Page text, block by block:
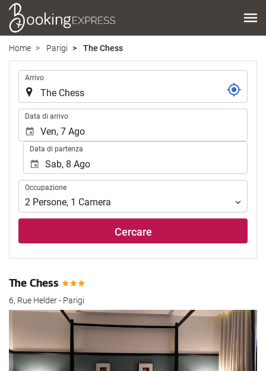
Home Parigi The Chess
Arrivo
Data di arrivo
Data di partenza
Occupazione
Occupazione
2 Persone, 1 Camera
Cercare
The Chess
6, Rue Helder - Parigi